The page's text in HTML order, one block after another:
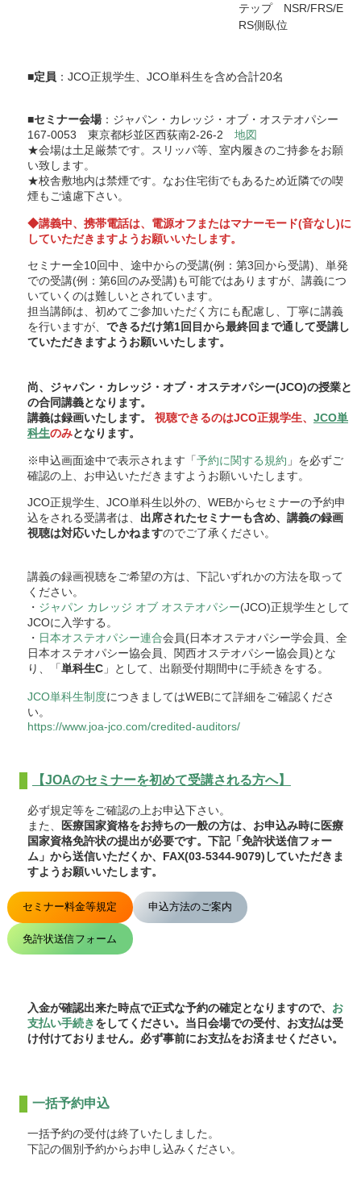
テップ NSR/FRS/E
RS側臥位
■定員 ：JCO正規学生、JCO単科生を含め合計20名
■セミナー会場：ジャパン・カレッジ・オブ・オステオパシー
167-0053 東京都杉並区西荻南2-26-2 地図
★会場は土足厳禁です。スリッパ等、室内履きのご持参をお願
い致します。
★校舎敷地内は禁煙です。なお住宅街でもあるため近隣での喫
煙もご遠慮下さい。
◆講義中、携帯電話は、電源オフまたはマナーモード(音なし)に
していただきますようお願いいたします。
セミナー全10回中、途中からの受講(例：第3回から受講)、単発
での受講(例：第6回のみ受講)も可能ではありますが、講義につ
いていくのは難しいとされています。
担当講師は、初めてご参加いただく方にも配慮し、丁寧に講義
を行いますが、 できるだけ第1回目から最終回まで通して受講し
ていただきますようお願いいたします。
尚、ジャパン・カレッジ・オブ・オステオパシー(JCO)の授業と
の合同講義となります。
講義は録画いたします。 視聴できるのはJCO正規学生、 JCO単
科生のみとなります。
※申込画面途中で表示されます「予約に関する規約 」を必ずご
確認の上、お申込いただきますようお願いいたします。
JCO正規学生、JCO単科生以外の、WEBからセミナーの予約申
込をされる受講者は、 出席されたセミナーも含め、講義の録画
視聴は対応いたしかねますのでご了承ください。
講義の録画視聴をご希望の方は、下記いずれかの方法を取って
ください。
・ ジャパン カレッジ オブ オステオパシー(JCO)正規学生として
JCOに入学する。
・ 日本オステオパシー連合会員(日本オステオパシー学会員、全
日本オステオパシー協会員、関西オステオパシー協会員)とな
り、「単科生C」として、出願受付期間中に手続きをする。
JCO単科生制度につきましてはWEBにて詳細をご確認くださ
い。
https://www.joa-jco.com/credited-auditors/
【JOAのセミナーを初めて受講される方へ】
必ず規定等をご確認の上お申込下さい。
また、
医療国家資格をお持ちの一般の方は、お申込み時に医療
国家資格免許状の提出が必要です。下記「免許状送信フォー
ム」から送信いただくか、FAX(03-5344-9079)していただきま
すようお願いいたします。
セミナー料金等規定 申込方法のご案内
免許状送信フォーム
入金が確認出来た時点で正式な予約の確定となりますので、 お
支払い手続きをしてください。当日会場での受付、お支払は受
け付けておりません。必ず事前にお支払をお済ませください。
一括予約申込
一括予約の受付は終了いたしました。
下記の個別予約からお申し込みください。